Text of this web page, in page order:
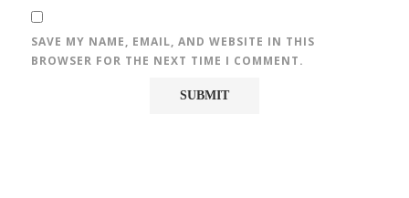
SAVE MY NAME, EMAIL, AND WEBSITE IN THIS
BROWSER FOR THE NEXT TIME I COMMENT.